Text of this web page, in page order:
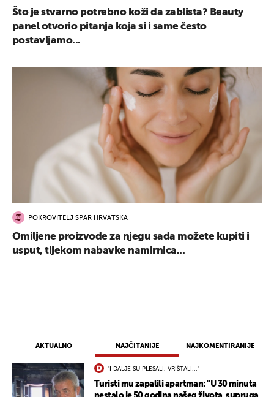
AKTUALNO NAJČITANIJE NAJKOMENTIRANIJE
"I DALJE SU PLESALI, VRIŠTALI..."
Turisti mu zapalili apartman: "U 30 minuta
Što je stvarno potrebno koži da zablista? Beauty
panel otvorio pitanja koja si i same često
postavljamo...
POKROVITELJ SPAR HRVATSKA
Omiljene proizvode za njegu sada možete kupiti i
usput, tijekom nabavke namirnica...